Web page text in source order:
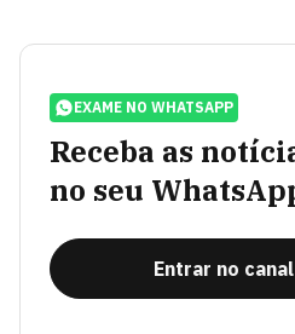
EXAME NO WHATSAPP
Receba as
no seu
Entrar no